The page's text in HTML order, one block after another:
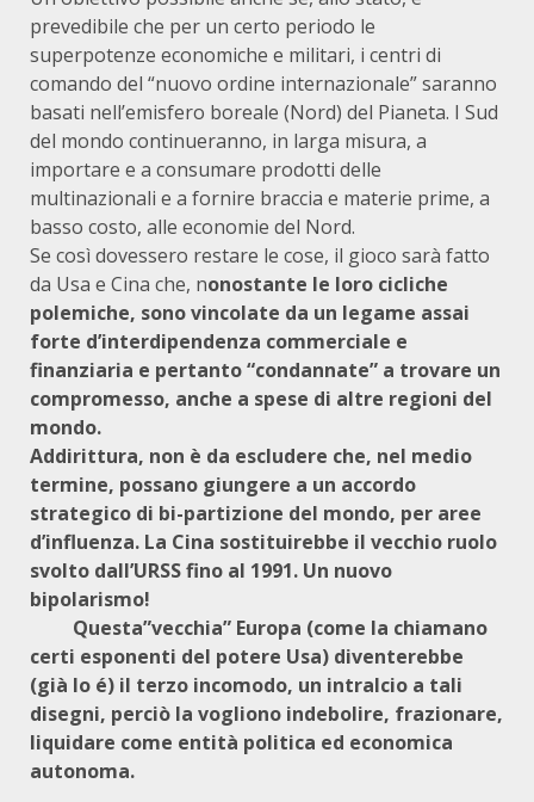
prevedibile che per un certo periodo le
superpotenze economiche e militari, i centri di
comando del “nuovo ordine internazionale” saranno
basati nell’emisfero boreale (Nord) del Pianeta. I Sud
del mondo continueranno, in larga misura, a
importare e a consumare prodotti delle
multinazionali e a fornire braccia e materie prime, a
basso costo, alle economie del Nord.
Se così dovessero restare le cose, il gioco sarà fatto
da Usa e Cina che, nonostante le loro cicliche
polemiche, sono vincolate da un legame assai
forte d’interdipendenza commerciale e
finanziaria e pertanto “condannate” a trovare un
compromesso, anche a spese di altre regioni del
mondo.
Addirittura, non è da escludere che, nel medio
termine, possano giungere a un accordo
strategico di bi-partizione del mondo, per aree
d’influenza. La Cina sostituirebbe il vecchio ruolo
svolto dall’URSS fino al 1991. Un nuovo
Questa”vecchia” Europa (come la chiamano
certi esponenti del potere Usa) diventerebbe
(già lo é) il terzo incomodo, un intralcio a tali
disegni, perciò la vogliono indebolire, frazionare,
liquidare come entità politica ed economica
autonoma.